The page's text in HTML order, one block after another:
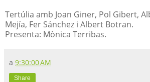
Tertúlia amb Joan Giner, Pol Gibert,
Mejía, Fer Sánchez i Albert Botran.
Presenta: Mònica Terribas.
a 9:30:00 AM
Share